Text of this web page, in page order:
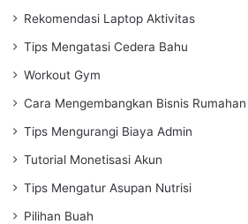
Rekomendasi Laptop Aktivitas
Tips Mengatasi Cedera Bahu
Workout Gym
Cara Mengembangkan Bisnis Rumahan
Tips Mengurangi Biaya Admin
Tutorial Monetisasi Akun
Tips Mengatur Asupan Nutrisi
Pilihan Buah